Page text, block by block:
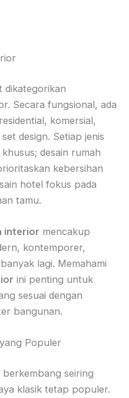
dikategorikan
Secara fungsional, ada
residential, komersial,
design. Setiap jenis
desain rumah
kebersihan
hotel fokus pada
tamu.
interior mencakup
kontemporer,
lagi. Memahami
ini penting untuk
sesuai dengan
bangunan.
Populer
seiring
klasik tetap populer.